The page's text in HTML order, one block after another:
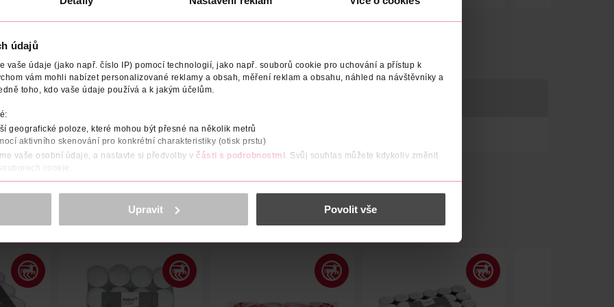
údajů
vaše údaje (jako např. číslo IP) pomocí technologií, jako např. souborů cookie pro uchování a přístup k
vám mohli nabízet personalizované reklamy a obsah, měření reklam a obsahu, náhled na návštěvníky a
toho, kdo vaše údaje používá a k jakým účelům.
geografické poloze, které mohou být přesné na několik metrů
aktivního skenování pro konkrétní charakteristiky (otisk prstu)
vaše osobní údaje, a nastavte si předvolby v části s podrobnostmi. Svůj souhlas můžete kdykoliv změnit
cookie.
a reklam, funkcí sociálních médií, analýze návštěvnosti, které mohou nést osobní údaje.
osobních údajů.
<
Upravit Povolit vše
Obj. č.: 669979 Obj. č.: 1131253
atmosféry v každém pokoji.